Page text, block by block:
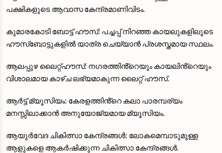
പക്ഷികളുടെ ആവാസ കേന്ദ്രമാണിവിടം.
കുമാരകോടി ബോട്ട് ഹൗസ്: പച്ചപ്പ് നിറഞ്ഞ കായലുകളിലൂടെ
ഹൗസ്ബോട്ടുകളിൽ യാത്ര ചെയ്യാൻ പ്രശസ്തമായ സ്ഥലം.
ആലപ്പുഴ ലൈറ്റ്ഹൗസ്: നഗരത്തിൻ്റെയും കായലിൻ്റെയും
വിശാലമായ കാഴ്ച ലഭ്യമാകുന്ന ലൈറ്റ് ഹൗസ്.
ആർട്ട് മ്യൂസിയം: കേരളത്തിൻ്റെ കലാ പാരമ്പര്യം
മനസ്സിലാക്കാൻ അനുയോജ്യമായ മ്യൂസിയം.
ആയുർവേദ ചികിത്സാ കേന്ദ്രങ്ങൾ: ലോകമെമ്പാടുമുള്ള
ആളുകളെ ആകർഷിക്കുന്ന ചികിത്സാ കേന്ദ്രങ്ങൾ.